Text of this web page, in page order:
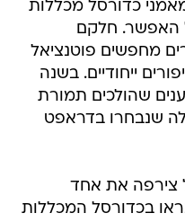
כדורסל מכללות
האפשר. חלקם
מחפשים פוטנציאל
ייחודיים. בשנה
שהולכים תמורת
שנבחרו בדראפט
צירפה את אחד
בכדורסל המכללות